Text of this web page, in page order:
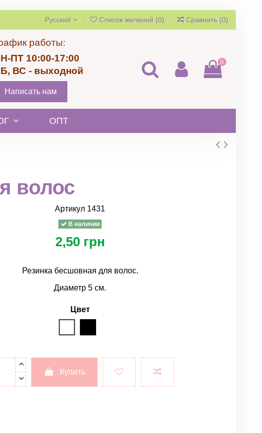
Русский Список желаний (0) Сравнить (0)
работы:
ПТ 10:00-17:00
ВС - выходной
Написать нам
0
ОПТ
волос
Артикул 1431
В наличии
2,50 грн
Резинка бесшовная для волос.
Диаметр 5 см.
Цвет
Купить